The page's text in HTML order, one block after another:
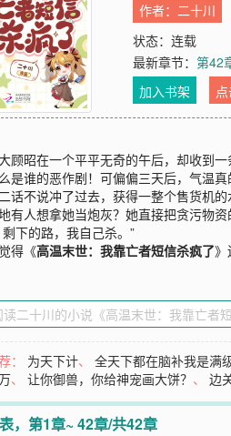
作者：二十川
状态：连载
最新章节：第42
加入书架
顾昭在一个平平无奇的午后，却收到
是谁的恶作剧！可偏偏三天后，气温
话不说冲了过去，获得一整个售货机
有人想拿她当炮灰？她直接把贪污物
剩下的路，我自己杀。”
得《高温末世：我靠亡者短信杀疯了》
： 为天下计、全天下都在脑补我是满
、让你御兽，你给神宠画大饼？ 、边
，第1章~ 42章/共42章